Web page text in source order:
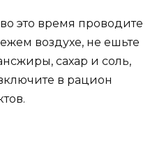
это время проводите
воздухе, не ешьте
сахар и соль,
в рацион